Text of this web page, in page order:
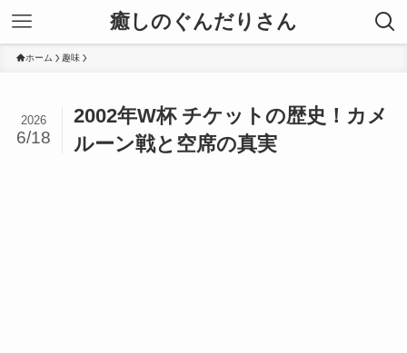
癒しのぐんだりさん
ホーム 趣味
2002年W杯 チケットの歴史！カメ
ルーン戦と空席の真実
2026
6/18